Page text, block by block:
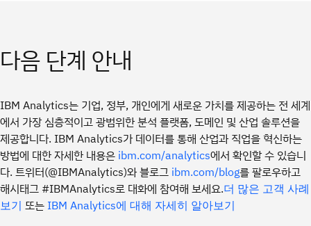
다음 단계 안내
IBM Analytics는 기업, 정부, 개인에게 새로운 가치를 제공하는 전 세계
에서 가장 심층적이고 광범위한 분석 플랫폼, 도메인 및 산업 솔루션을
제공합니다. IBM Analytics가 데이터를 통해 산업과 직업을 혁신하는
방법에 대한 자세한 내용은 ibm.com/analytics에서 확인할 수 있습니
다. 트위터(@IBMAnalytics)와 블로그 ibm.com/blog를 팔로우하고
해시태그 #IBMAnalytics로 대화에 참여해 보세요.더 많은 고객 사례
보기 또는 IBM Analytics에 대해 자세히 알아보기